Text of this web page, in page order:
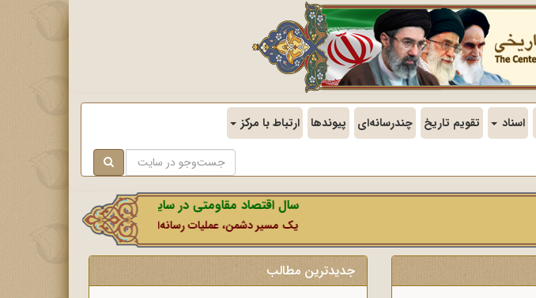
اسناد تقویم تاریخ چندرسانه‌ای پیوندها ارتباط با مرکز
سال اقتصاد مقاومتی در سایه وحدت ملی و امنیت ملی.
یک مسیر دشمن، عملیات رسانه‌ای او است که در این ایام بطور خاص با
جدیدترین مطالب